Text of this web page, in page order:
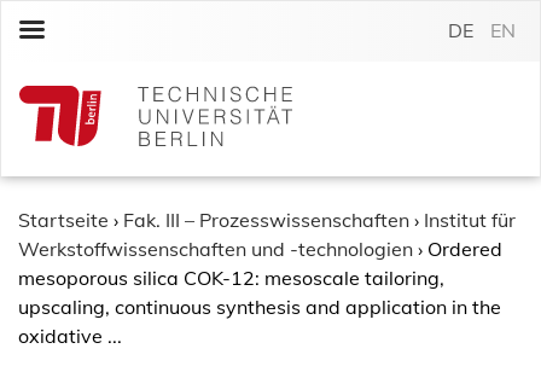
c
DE EN
Startseite › Fak. III – Prozesswissenschaften › Institut für
Werkstoffwissenschaften und -technologien › Ordered
mesoporous silica COK-12: mesoscale tailoring,
upscaling, continuous synthesis and application in the
oxidative ...